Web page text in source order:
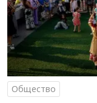
Общество